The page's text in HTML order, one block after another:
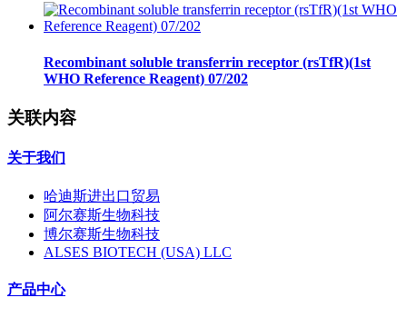
Recombinant soluble transferrin receptor (rsTfR)(1st
WHO Reference Reagent) 07/202
关联内容
关于我们
哈迪斯进出口贸易
阿尔赛斯生物科技
博尔赛斯生物科技
ALSES BIOTECH (USA) LLC
产品中心